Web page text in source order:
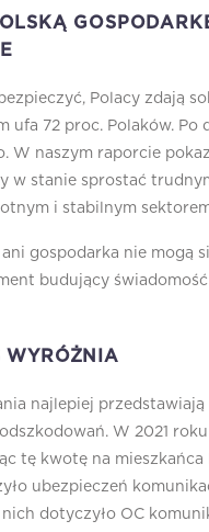
Polacy zdają
ufa 72 proc. Polaków.
W naszym raporcie
w stanie sprostać
i stabilnym
gospodarka nie
budujący
WYRÓŻNIA
najlepiej
W 2021
tę kwotę na
ubezpieczeń
dotyczyło OC